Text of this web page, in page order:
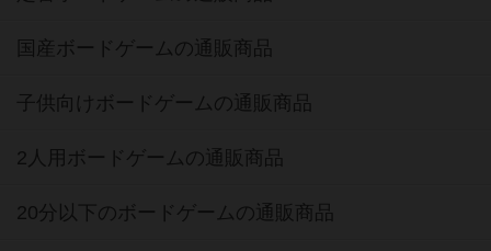
国産ボードゲームの通販商品
子供向けボードゲームの通販商品
2人用ボードゲームの通販商品
20分以下のボードゲームの通販商品